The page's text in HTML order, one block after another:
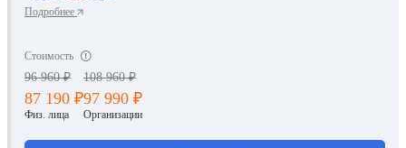
Подробнее
Стоимость
96 960 ₽
87 190 ₽
Физ. лица
108 960 ₽
97 990 ₽
Организации